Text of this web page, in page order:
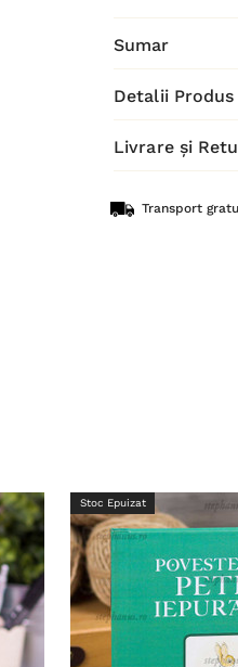
Sumar
Detalii Produs
Livrare și
Transport
Stoc Epuizat